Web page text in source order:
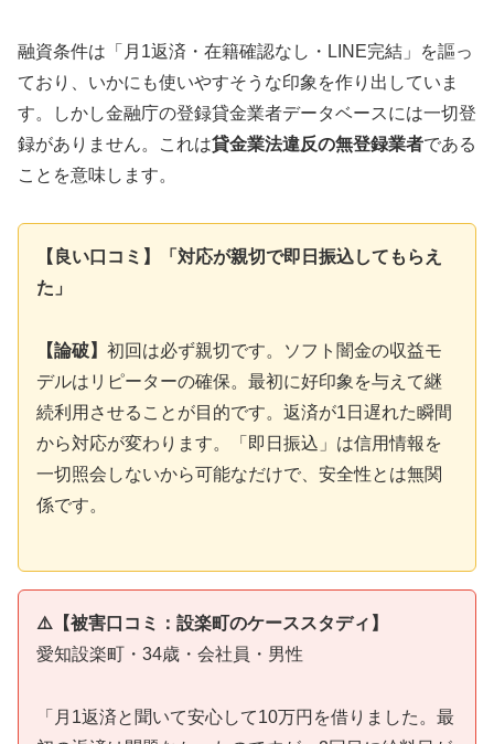
融資条件は「月1返済・在籍確認なし・LINE完結」を謳っ
ており、いかにも使いやすそうな印象を作り出していま
す。しかし金融庁の登録貸金業者データベースには一切登
録がありません。これは貸金業法違反の無登録業者である
ことを意味します。
【良い口コミ】「対応が親切で即日振込してもらえ
た」
【論破】 初回は必ず親切です。ソフト闇金の収益モ
デルはリピーターの確保。最初に好印象を与えて継
続利用させることが目的です。返済が1日遅れた瞬間
から対応が変わります。「即日振込」は信用情報を
一切照会しないから可能なだけで、安全性とは無関
係です。
⚠️【被害口コミ：設楽町のケーススタディ】
愛知設楽町・34歳・会社員・男性
「月1返済と聞いて安心して10万円を借りました。最